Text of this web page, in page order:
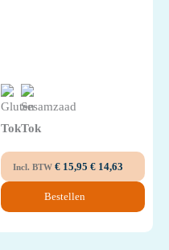
TokTok
Incl. BTW € 15,95 € 14,63
Bestellen